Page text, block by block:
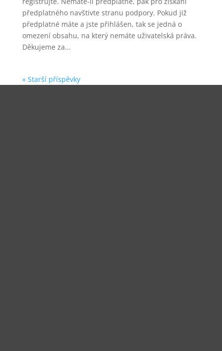
předplatného navštivte stranu podpory. Pokud již
předplatné máte a jste přihlášen, tak se jedná o
omezení obsahu, na který nemáte uživatelská práva.
Děkujeme za...
« Starší příspěvky